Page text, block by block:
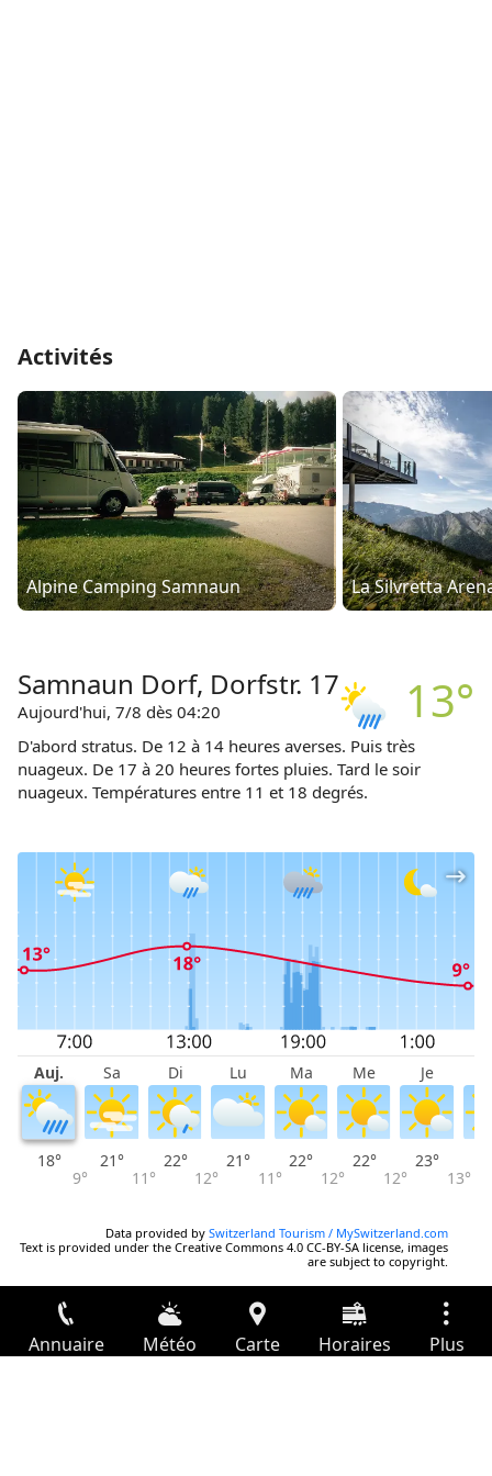
Activités
Alpine Camping Samnaun
13°
Samnaun Dorf, Dorfstr. 17
Aujourd'hui, 7/8 dès 04:20
D'abord stratus. De 12 à 14 heures averses. Puis très
nuageux. De 17 à 20 heures fortes pluies. Tard le soir
nuageux. Températures entre 11 et 18 degrés.
Auj. Sa Di Lu Ma Me Je
18°
9°
21°
11°
22°
12°
21°
11°
22°
12°
22°
12°
23°
13°
Data provided by Switzerland Tourism / MySwitzerland.com
Text is provided under the Creative Commons 4.0 CC-BY-SA license, images
are subject to copyright.
Annuaire Météo Carte Horaires Plus